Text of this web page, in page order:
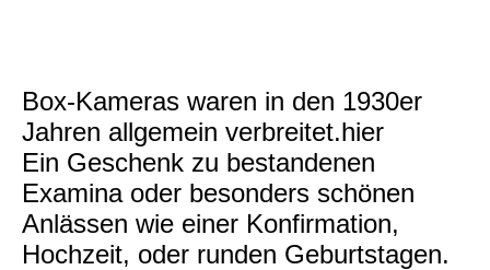
Box-Kameras waren in den 1930er
Jahren allgemein verbreitet.hier
Ein Geschenk zu bestandenen
Examina oder besonders schönen
Anlässen wie einer Konfirmation,
Hochzeit, oder runden Geburtstagen.